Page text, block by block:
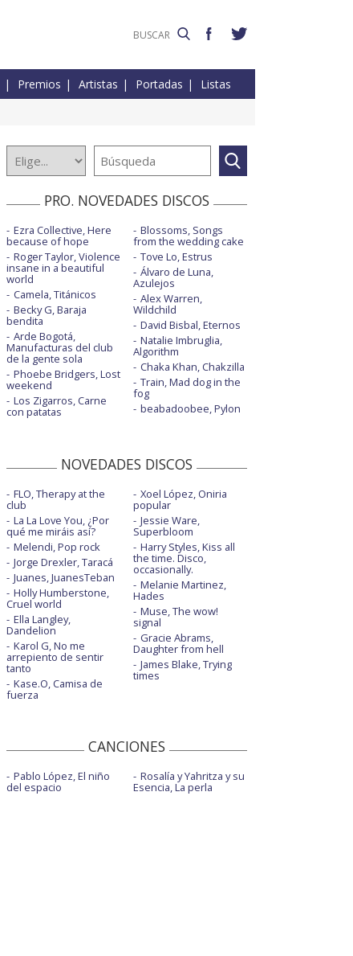
Premios Artistas Portadas Listas
PRO. NOVEDADES DISCOS
Ezra Collective, Here
because of hope
Roger Taylor, Violence
insane in a beautiful
world
Camela, Titánicos
Becky G, Baraja
bendita
Arde Bogotá,
Manufacturas del club
de la gente sola
Phoebe Bridgers, Lost
weekend
Los Zigarros, Carne
con patatas
Blossoms, Songs
from the wedding cake
Tove Lo, Estrus
Álvaro de Luna,
Azulejos
Alex Warren,
Wildchild
David Bisbal, Eternos
Natalie Imbruglia,
Algorithm
Chaka Khan, Chakzilla
Train, Mad dog in the
fog
beabadoobee, Pylon
NOVEDADES DISCOS
FLO, Therapy at the
club
La La Love You, ¿Por
qué me miráis así?
Melendi, Pop rock
Jorge Drexler, Taracá
Juanes, JuanesTeban
Holly Humberstone,
Cruel world
Ella Langley,
Dandelion
Karol G, No me
arrepiento de sentir
tanto
Kase.O, Camisa de
fuerza
Xoel López, Oniria
popular
Jessie Ware,
Superbloom
Harry Styles, Kiss all
the time. Disco,
occasionally.
Melanie Martinez,
Hades
Muse, The wow!
signal
Gracie Abrams,
Daughter from hell
James Blake, Trying
times
CANCIONES
Pablo López, El niño
del espacio
Rosalía y Yahritza y su
Esencia, La perla